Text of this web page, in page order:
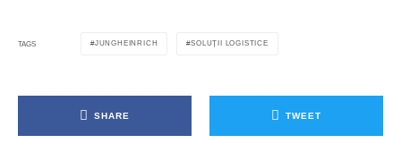
TAGS JUNGHEINRICH SOLUȚII LOGISTICE
SHARE TWEET